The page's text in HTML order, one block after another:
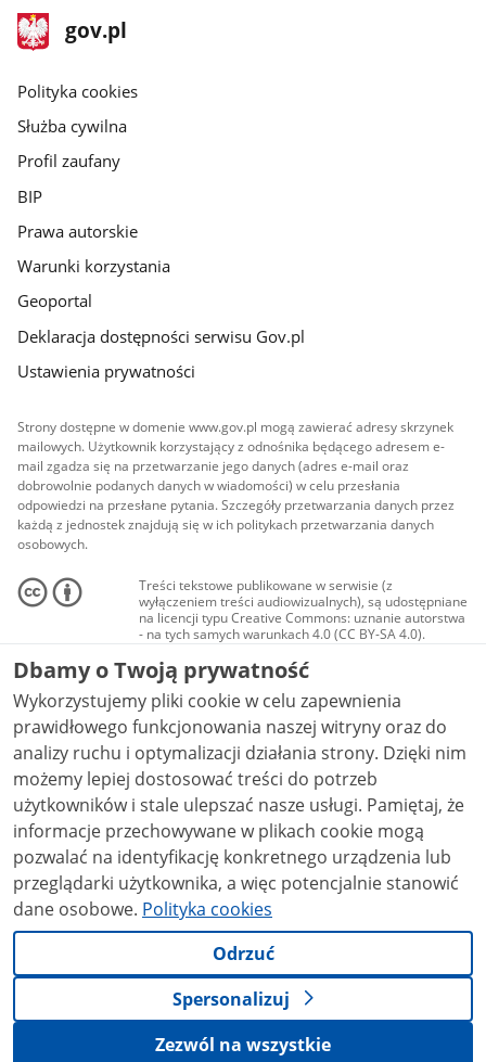
stopka
gov.pl
Strona
gov.pl
gov.pl
Polityka cookies
Służba cywilna
Profil zaufany
BIP
Prawa autorskie
Warunki korzystania
Geoportal
Deklaracja dostępności serwisu Gov.pl
Ustawienia prywatności
Strony dostępne w domenie www.gov.pl mogą zawierać adresy skrzynek
mailowych. Użytkownik korzystający z odnośnika będącego adresem e-
mail zgadza się na przetwarzanie jego danych (adres e-mail oraz
dobrowolnie podanych danych w wiadomości) w celu przesłania
odpowiedzi na przesłane pytania. Szczegóły przetwarzania danych przez
każdą z jednostek znajdują się w ich politykach przetwarzania danych
osobowych.
Treści tekstowe publikowane w serwisie (z
wyłączeniem treści audiowizualnych), są udostępniane
na licencji typu Creative Commons: uznanie autorstwa
- na tych samych warunkach 4.0 (CC BY-SA 4.0).
Materiały audiowizualne, w tym zdjęcia, materiały
audio i wideo, są udostępniane na licencji typu
Creative Commons: uznanie autorstwa użycie
niekomercyjne - bez utworów zależnych 4.0 (CC BY-
NC-ND 4.0), o ile nie jest to stwierdzone inaczej.
Dbamy o Twoją prywatność
Wykorzystujemy pliki cookie w celu zapewnienia
prawidłowego funkcjonowania naszej witryny oraz do
analizy ruchu i optymalizacji działania strony. Dzięki nim
możemy lepiej dostosować treści do potrzeb
użytkowników i stale ulepszać nasze usługi. Pamiętaj, że
informacje przechowywane w plikach cookie mogą
pozwalać na identyfikację konkretnego urządzenia lub
przeglądarki użytkownika, a więc potencjalnie stanowić
dane osobowe. Polityka cookies
Odrzuć
Spersonalizuj
Zezwól na wszystkie